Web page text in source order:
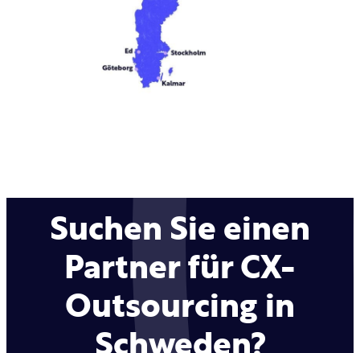
Suchen Sie einen
Partner für CX-
Outsourcing in
Schweden?